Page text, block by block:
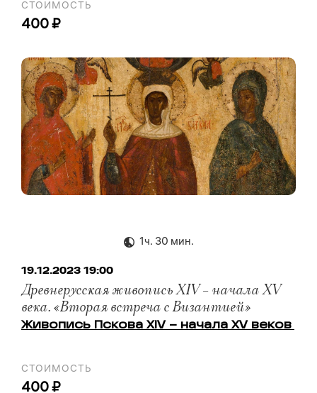
СТОИМОСТЬ
400 ₽
1ч. 30 мин.
19.12.2023 19:00
Древнерусская живопись XIV – начала XV
века. «Вторая встреча с Византией»
Живопись Пскова XIV – начала XV веков
СТОИМОСТЬ
400 ₽